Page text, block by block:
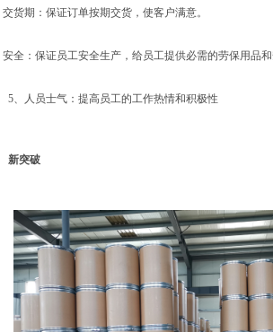
交货期：保证订单按期交货，使客户满意。
安全：保证员工安全生产，给员工提供必需的劳保用品和
5、人员士气：提高员工的工作热情和积极性
新突破